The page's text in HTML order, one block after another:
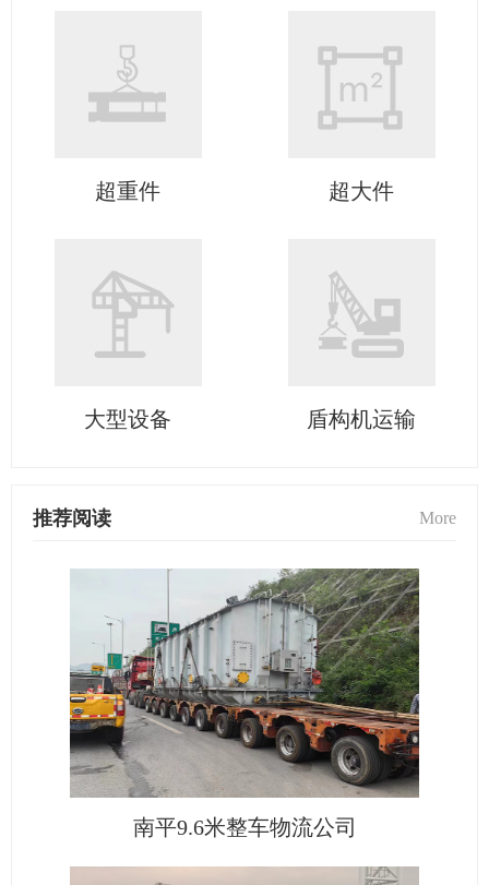
超重件 超大件
大型设备 盾构机运输
推荐阅读 More
南平9.6米整车物流公司